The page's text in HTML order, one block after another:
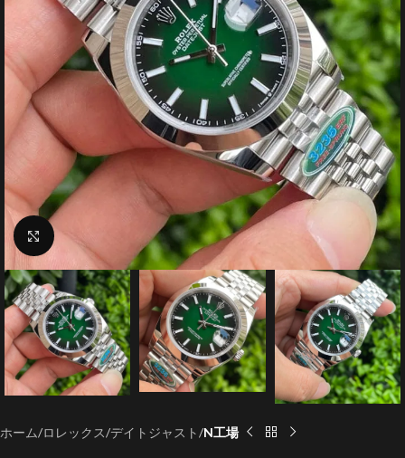
クリックで拡大
ホーム ロレックス デイトジャスト N工場